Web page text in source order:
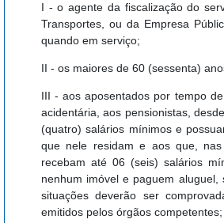
I - o agente da fiscalização do
Transportes, ou da Empresa
quando em serviço;
II - os maiores de 60 (sessenta)
III - aos aposentados por tempo
acidentária, aos pensionistas,
(quatro) salários mínimos e
que nele residam e aos que, nas
recebam até 06 (seis) salários
nenhum imóvel e paguem aluguel,
situações deverão ser
emitidos pelos órgãos